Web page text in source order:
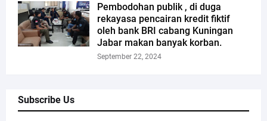
Pembodohan publik , di duga
rekayasa pencairan kredit fiktif
oleh bank BRI cabang Kuningan
Jabar makan banyak korban.
September 22, 2024
Subscribe Us